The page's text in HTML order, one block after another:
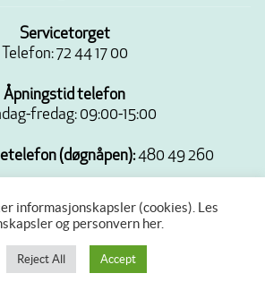
Servicetorget
Telefon: 72 44 17 00
Åpningstid telefon
fredag: 09:00-15:00
(døgnåpen):480 49 260
eies av Hitra kommune.
informasjonskapsler (cookies).
Les
og personvern her.
Reject All Accept